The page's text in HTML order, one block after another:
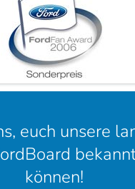
euch unsere
können!